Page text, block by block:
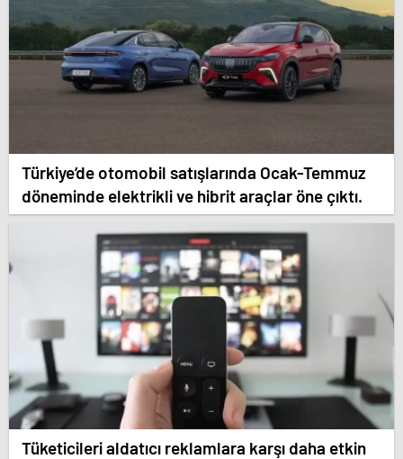
Türkiye’de otomobil satışlarında Ocak-Temmuz
döneminde elektrikli ve hibrit araçlar öne çıktı.
Tüketicileri aldatıcı reklamlara karşı daha etkin